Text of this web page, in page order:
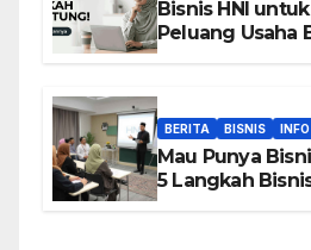
Bisnis HNI
Peluang Usaha
BERITA BISNIS
Mau Punya
5 Langkah